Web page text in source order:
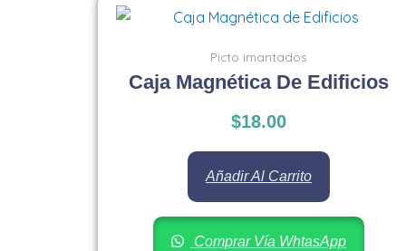
Picto imantados
Caja Magnética De Edificios
$18.00
Añadir Al Carrito
Comprar Vía WhtasApp